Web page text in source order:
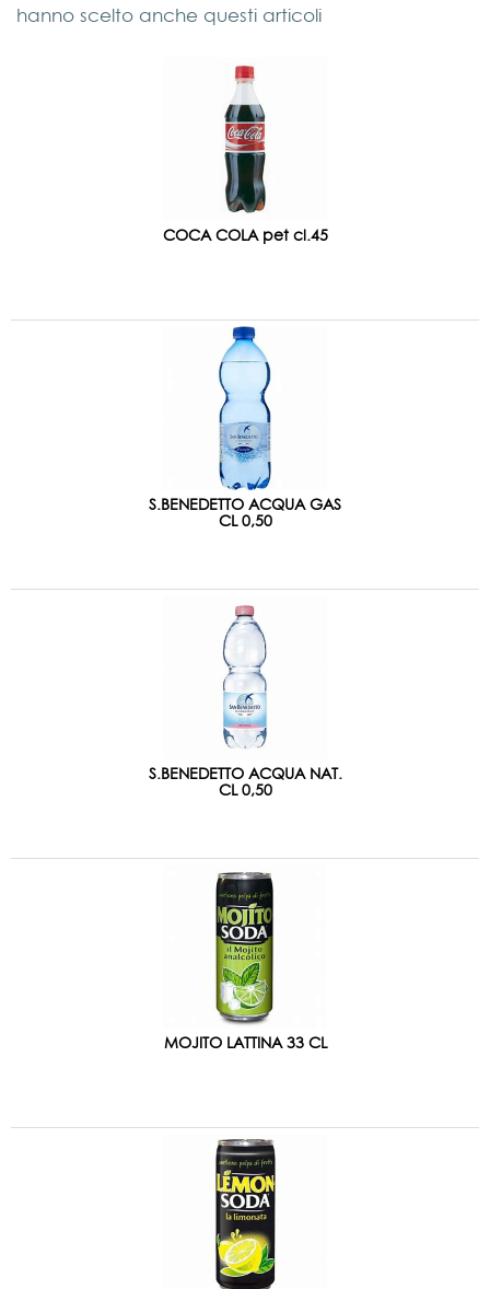
hanno scelto anche questi articoli
COCA COLA pet cl.45
S.BENEDETTO ACQUA GAS
CL 0,50
S.BENEDETTO ACQUA NAT.
CL 0,50
MOJITO LATTINA 33 CL